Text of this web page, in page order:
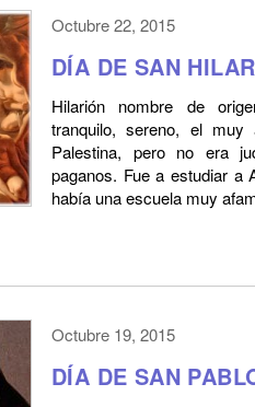
Octubre 22, 2015
DÍA DE SAN
Hilarión nombre de
tranquilo, sereno, el
Palestina, pero no era
paganos. Fue a estudiar a
había una escuela muy
Octubre 19, 2015
DÍA DE SAN